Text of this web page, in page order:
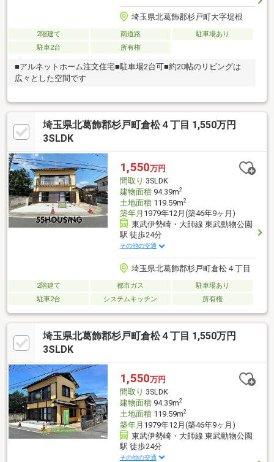
埼玉県北葛飾郡杉戸町大字堤根
2階建て 南道路
駐車場あり
駐車2台
所有権
■アルネットホーム注文住宅■駐車場2台可■約20帖のリビングは
広々とした空間です
埼玉県北葛飾郡杉戸町倉松４丁目 1,550万円
3SLDK
1,550万円
間取り 3SLDK
建物面積94.39m2
土地面積119.59m2
築年月 1979年12月(築46年9ヶ月)
東武伊勢崎・大師線 東武動物公園
駅 徒歩24分
その他の交通
埼玉県北葛飾郡杉戸町倉松４丁目
2階建て 都市ガス
駐車場あり
駐車2台
システムキッチン 所有権
埼玉県北葛飾郡杉戸町倉松４丁目 1,550万円
3SLDK
1,550万円
間取り 3SLDK
建物面積94.39m2
土地面積119.59m2
築年月 1979年12月(築46年9ヶ月)
東武伊勢崎・大師線 東武動物公園
駅 徒歩24分
その他の交通